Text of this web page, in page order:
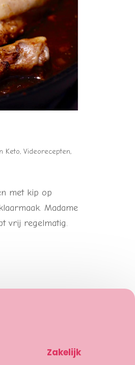
Keto,Videorecepten,
met kip op
Madame
vrij regelmatig.
Zakelijk